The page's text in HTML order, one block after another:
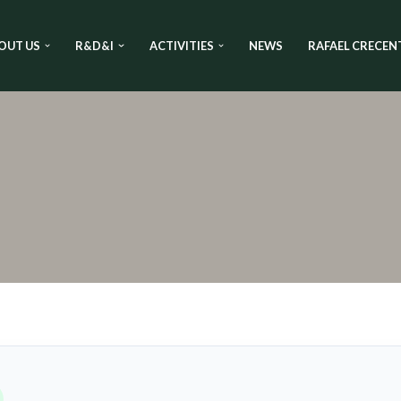
US R&D&I ACTIVITIES NEWS RAFAEL